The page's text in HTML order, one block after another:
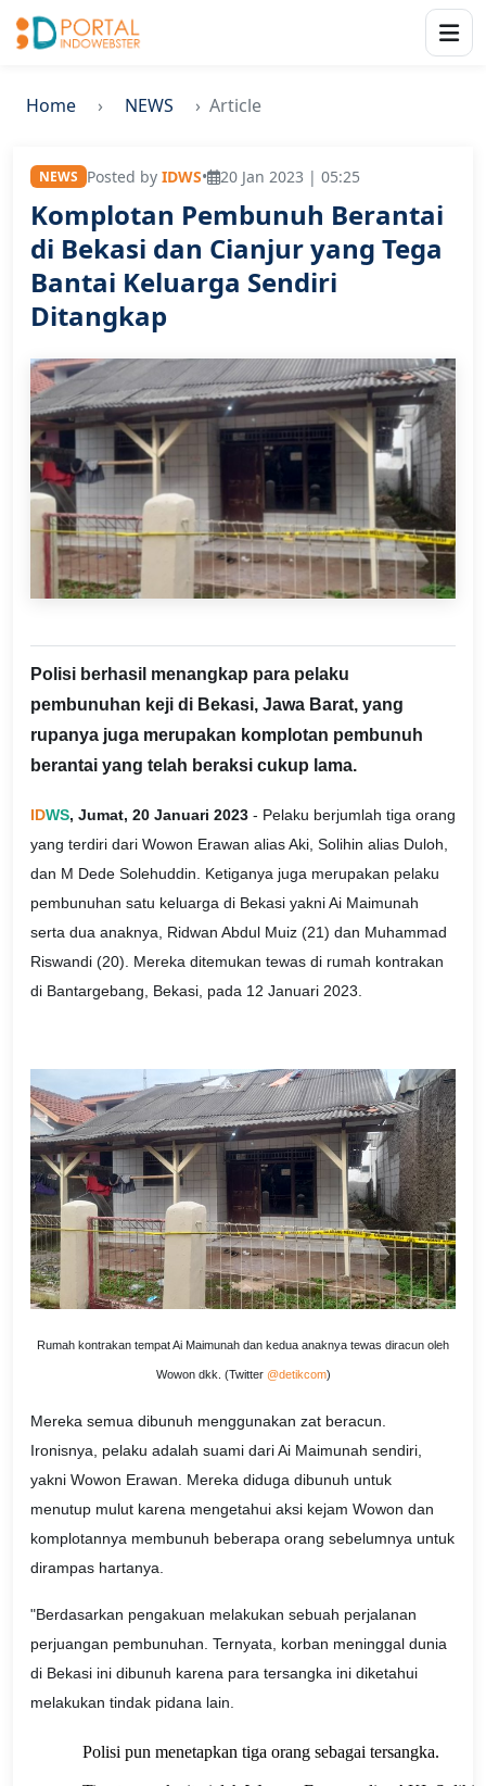
Home NEWS Article
NEWS Posted by IDWS• 20 Jan 2023 | 05:25
Komplotan Pembunuh Berantai
di Bekasi dan Cianjur yang Tega
Bantai Keluarga Sendiri
Ditangkap
Polisi berhasil menangkap para pelaku
pembunuhan keji di Bekasi, Jawa Barat, yang
rupanya juga merupakan komplotan pembunuh
berantai yang telah beraksi cukup lama.
IDWS, Jumat, 20 Januari 2023 - Pelaku berjumlah tiga orang
yang terdiri dari Wowon Erawan alias Aki, Solihin alias Duloh,
dan M Dede Solehuddin. Ketiganya juga merupakan pelaku
pembunuhan satu keluarga di Bekasi yakni Ai Maimunah
serta dua anaknya, Ridwan Abdul Muiz (21) dan Muhammad
Riswandi (20). Mereka ditemukan tewas di rumah kontrakan
di Bantargebang, Bekasi, pada 12 Januari 2023.
Rumah kontrakan tempat Ai Maimunah dan kedua anaknya tewas diracun oleh
Wowon dkk. (Twitter @detikcom)
Mereka semua dibunuh menggunakan zat beracun.
Ironisnya, pelaku adalah suami dari Ai Maimunah sendiri,
yakni Wowon Erawan. Mereka diduga dibunuh untuk
menutup mulut karena mengetahui aksi kejam Wowon dan
komplotannya membunuh beberapa orang sebelumnya untuk
dirampas hartanya.
"Berdasarkan pengakuan melakukan sebuah perjalanan
perjuangan pembunuhan. Ternyata, korban meninggal dunia
di Bekasi ini dibunuh karena para tersangka ini diketahui
melakukan tindak pidana lain.